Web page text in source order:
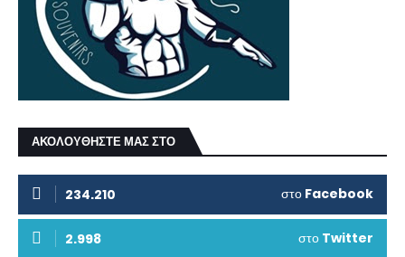
ΑΚΟΛΟΥΘΗΣΤΕ ΜΑΣ ΣΤΟ
234.210 στο Facebook
2.998 στο Twitter